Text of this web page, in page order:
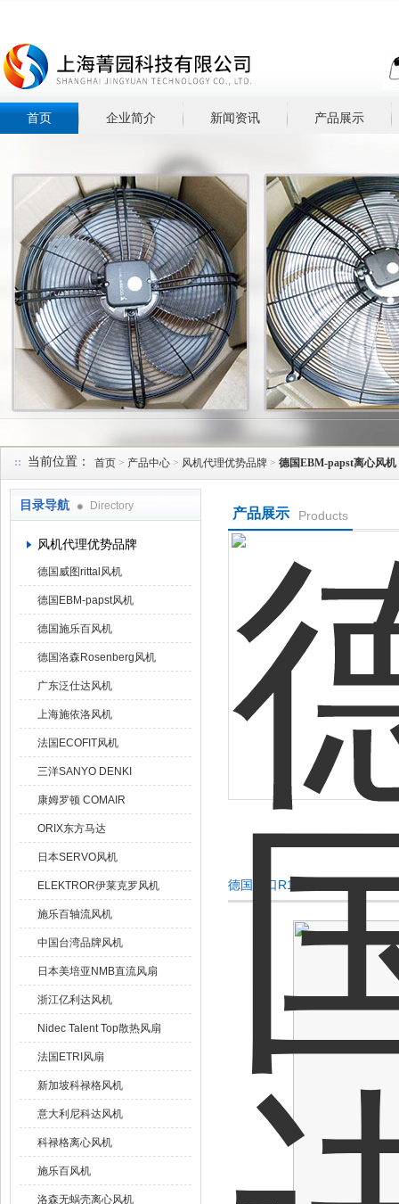
首页 企业简介 新闻资讯 产品展示
当前位置： 首页 > 产品中心 > 风机代理优势品牌 > 德国EBM-papst离心风机
目录导航 Directory
风机代理优势品牌
德国威图rittal风机
德国EBM-papst风机
德国施乐百风机
德国洛森Rosenberg风机
广东泛仕达风机
上海施依洛风机
法国ECOFIT风机
三洋SANYO DENKI
康姆罗顿 COMAIR
ORIX东方马达
日本SERVO风机
ELEKTROR伊莱克罗风机
施乐百轴流风机
中国台湾品牌风机
日本美培亚NMB直流风扇
浙江亿利达风机
Nidec Talent Top散热风扇
法国ETRI风扇
新加坡科禄格风机
意大利尼科达风机
科禄格离心风机
施乐百风机
洛森无蜗壳离心风机
产品展示 Products
德国进口R1G133-AA65-02原